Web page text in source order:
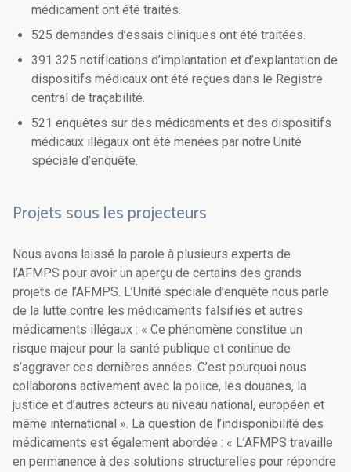
médicament ont été traités.
525 demandes d’essais cliniques ont été traitées.
391 325 notifications d’implantation et d’explantation de
dispositifs médicaux ont été reçues dans le Registre
central de traçabilité.
521 enquêtes sur des médicaments et des dispositifs
médicaux illégaux ont été menées par notre Unité
spéciale d’enquête.
Projets sous les projecteurs
Nous avons laissé la parole à plusieurs experts de
l’AFMPS pour avoir un aperçu de certains des grands
projets de l’AFMPS. L’Unité spéciale d’enquête nous parle
de la lutte contre les médicaments falsifiés et autres
médicaments illégaux : « Ce phénomène constitue un
risque majeur pour la santé publique et continue de
s’aggraver ces dernières années. C’est pourquoi nous
collaborons activement avec la police, les douanes, la
justice et d’autres acteurs au niveau national, européen et
même international ». La question de l’indisponibilité des
médicaments est également abordée : « L’AFMPS travaille
en permanence à des solutions structurelles pour répondre